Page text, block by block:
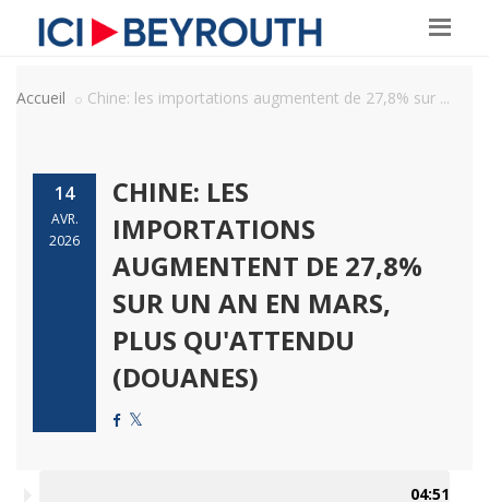
Accueil Chine: les importations augmentent de 27,8% sur ...
14
AVR.
2026
CHINE: LES
IMPORTATIONS
AUGMENTENT DE 27,8%
SUR UN AN EN MARS,
PLUS QU'ATTENDU
(DOUANES)
04:51